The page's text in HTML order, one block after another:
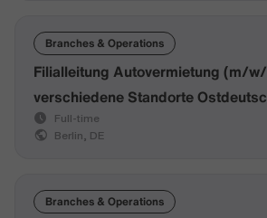
Branches & Operations
Filialleitung Autovermietung (m/
verschiedene Standorte
Full-time
Berlin, DE
Branches & Operations